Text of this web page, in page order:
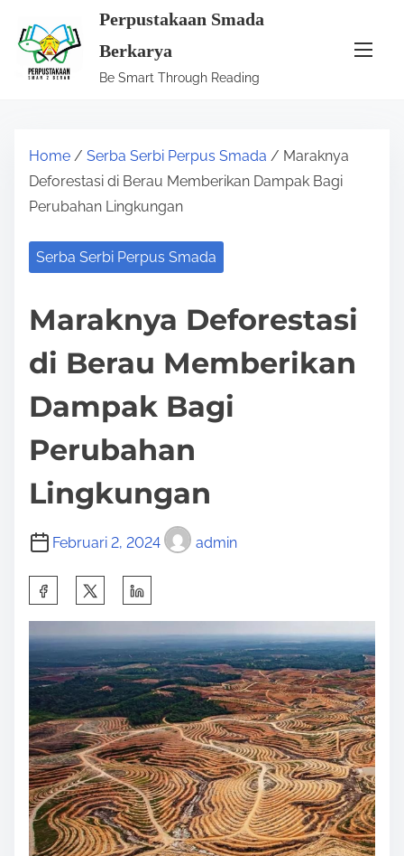
Perpustakaan Smada
Berkarya
Be Smart Through Reading
Home / Serba Serbi Perpus Smada / Maraknya
Deforestasi di Berau Memberikan Dampak Bagi
Perubahan Lingkungan
Serba Serbi Perpus Smada
Maraknya Deforestasi
di Berau Memberikan
Dampak Bagi
Perubahan
Lingkungan
Februari 2, 2024 admin
a
e
t
h
i
s
p
o